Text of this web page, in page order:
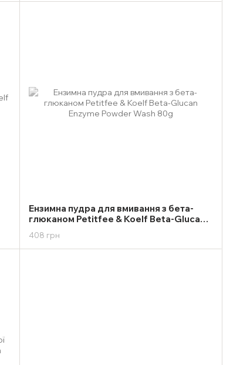
Ензимна пудра для вмивання з бета-
глюканом Petitfee & Koelf Beta-Glucan
Enzyme Powder Wash 80g
408 грн